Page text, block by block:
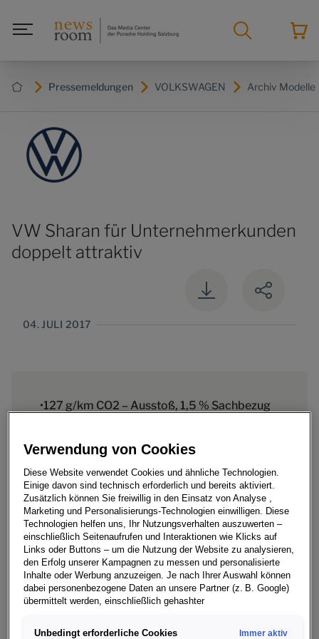
Pressemeldungen VOLKSWAGEN Archiv Modelle
VW Sharan für Unternehmerkunden
doppelt attraktiv
04. JULI 2017
•127 g/km CO2 – Ausstoß, 1,5 % Sachbezug
Wahl: 115 PS oder 150 PS •Verschiedene
Ausstattungslinien verfügbar
127 g/km CO2 – Ausstoß, 1,5 % Sachbezug für
Dienstwagen
2 TDI-Motorisierungen zur Wahl: 115 PS oder 150
PS
Verwendung von Cookies
Diese Website verwendet Cookies und ähnliche Technologien.
Einige davon sind technisch erforderlich und bereits aktiviert.
Zusätzlich können Sie freiwillig in den Einsatz von Analyse ,
Marketing und Personalisierungs-Technologien einwilligen. Diese
Technologien helfen uns, Ihr Nutzungsverhalten auszuwerten –
einschließlich Seitenaufrufen und Interaktionen wie Klicks auf
Links oder Buttons – um die Nutzung der Website zu analysieren,
den Erfolg unserer Kampagnen zu messen und personalisierte
Inhalte oder Werbung anzuzeigen. Je nach Ihrer Auswahl können
dabei personenbezogene Daten an unsere Partner (z. B. Google)
übermittelt werden, einschließlich gehashter
Unbedingt erforderliche Cookies Immer aktiv